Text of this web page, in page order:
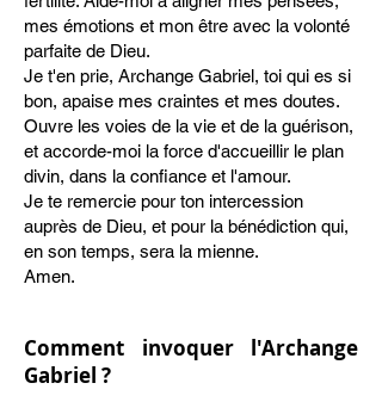
mes émotions et mon être avec la volonté
parfaite de Dieu.
Je t'en prie, Archange Gabriel, toi qui es si
bon, apaise mes craintes et mes doutes.
Ouvre les voies de la vie et de la guérison,
et accorde-moi la force d'accueillir le plan
divin, dans la confiance et l'amour.
Je te remercie pour ton intercession
auprès de Dieu, et pour la bénédiction qui,
en son temps, sera la mienne.
Amen.
Comment invoquer l'Archange
Gabriel ?